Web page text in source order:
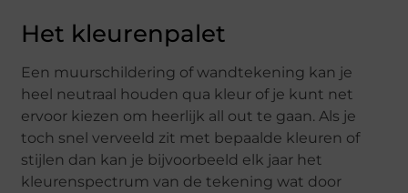
Het kleurenpalet
Een muurschildering of wandtekening kan je
heel neutraal houden qua kleur of je kunt net
ervoor kiezen om heerlijk all out te gaan. Als je
toch snel verveeld zit met bepaalde kleuren of
stijlen dan kan je bijvoorbeeld elk jaar het
kleurenspectrum van de tekening wat door